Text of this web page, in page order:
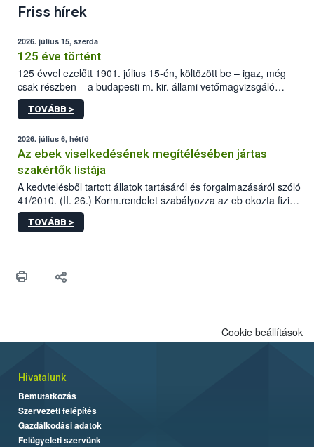
Friss hírek
2026. július 15, szerda
125 éve történt
125 évvel ezelőtt 1901. július 15-én, költözött be – igaz, még
csak részben – a budapesti m. kir. állami vetőmagvizsgáló
állomás a Kis Rókus utca 15. szám alatti, Czigler Győző által
tervezett új épületébe.
TOVÁBB >
2026. július 6, hétfő
Az ebek viselkedésének megítélésében jártas
szakértők listája
A kedvtelésből tartott állatok tartásáról és forgalmazásáról szóló
41/2010. (II. 26.) Korm.rendelet szabályozza az eb okozta fizikai
sérülés, illetve ennek veszélye keletkezésekor felmerülő
hatósági feladatokat, valamint a veszélyes eb tartását és annak
vonni az ebek viselkedésének megítélésében jártas szakértőt.
TOVÁBB >
Cookie beállítások
Hivatalunk
Bemutatkozás
Szervezeti felépítés
Gazdálkodási adatok
Felügyeleti szervünk